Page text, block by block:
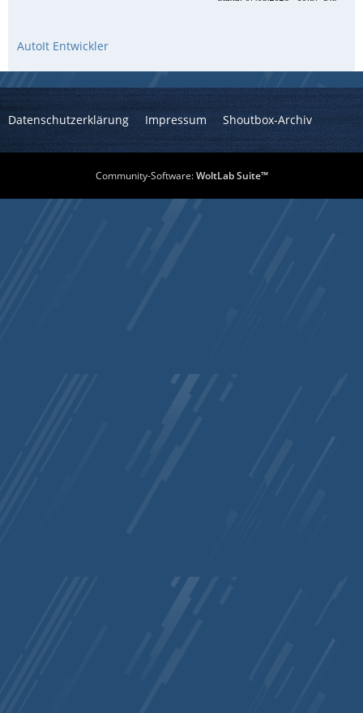
AutoIt Entwickler
Datenschutzerklärung Impressum Shoutbox-Archiv
Community-Software:WoltLab Suite™